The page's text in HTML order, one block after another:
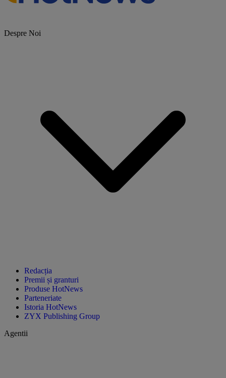
Despre Noi
Redacția
Premii și granturi
Produse HotNews
Parteneriate
Istoria HotNews
ZYX Publishing Group
Agentii